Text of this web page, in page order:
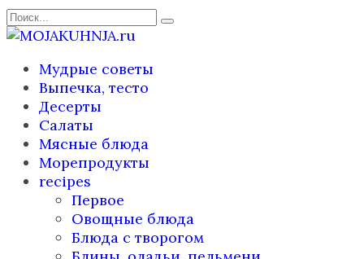
Перейти
к
Search
for:
Мудрые советы
Выпечка, тесто
Десерты
Салаты
Мясные блюда
Морепродукты
recipes
Первое
Овощные блюда
Блюда с творогом